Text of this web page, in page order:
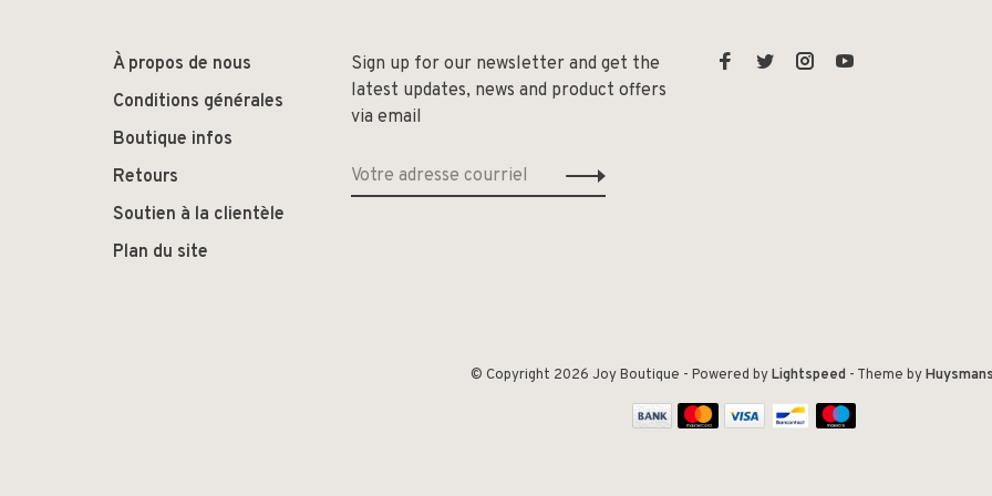
À propos de nous
Conditions générales
Boutique infos
Retours
Soutien à la clientèle
Plan du site
Sign up for our newsletter and get the
latest updates, news and product offers
via email
© Copyright 2026 Joy Boutique - Powered byLightspeed- Theme by